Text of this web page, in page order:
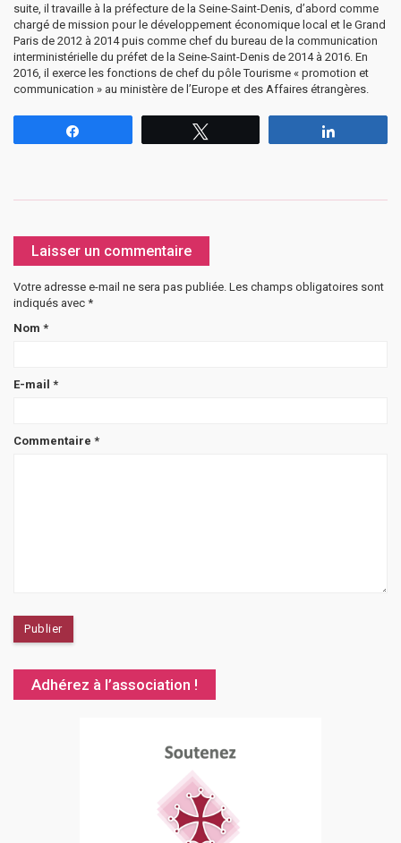
suite, il travaille à la préfecture de la Seine-Saint-Denis, d’abord comme
chargé de mission pour le développement économique local et le Grand
Paris de 2012 à 2014 puis comme chef du bureau de la communication
interministérielle du préfet de la Seine-Saint-Denis de 2014 à 2016. En
2016, il exerce les fonctions de chef du pôle Tourisme « promotion et
communication » au ministère de l’Europe et des Affaires étrangères.
Laisser un commentaire
Votre adresse e-mail ne sera pas publiée. Les champs obligatoires sont
indiqués avec *
Nom *
E-mail *
Commentaire *
Adhérez à l’association !